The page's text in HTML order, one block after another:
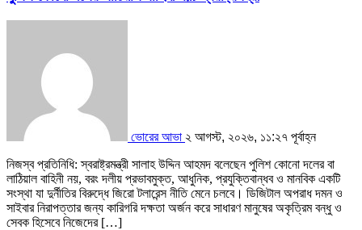
ভোরের আভা ২ আগস্ট, ২০২৬, ১১:২৭ পূর্বাহ্ন
নিজস্ব প্রতিনিধি: স্বরাষ্ট্রমন্ত্রী সালাহ উদ্দিন আহমদ বলেছেন পুলিশ কোনো দলের বা
লাঠিয়াল বাহিনী নয়, বরং দলীয় প্রভাবমুক্ত, আধুনিক, প্রযুক্তিবান্ধব ও মানবিক একটি
সংস্থা যা দুর্নীতির বিরুদ্ধে জিরো টলারেন্স নীতি মেনে চলবে। ডিজিটাল অপরাধ দমন ও
সাইবার নিরাপত্তার জন্য কারিগরি দক্ষতা অর্জন করে সাধারণ মানুষের অকৃত্রিম বন্ধু ও
সেবক হিসেবে নিজেদের […]